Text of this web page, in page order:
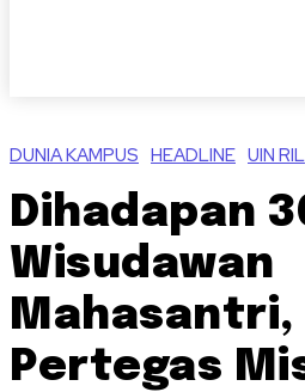
DUNIA KAMPUS HEADLINE UIN RIL
Dihadapan
Wisudawan
Mahasantri,
Pertegas